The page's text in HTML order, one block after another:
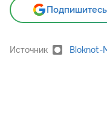
Источник Bloknot-